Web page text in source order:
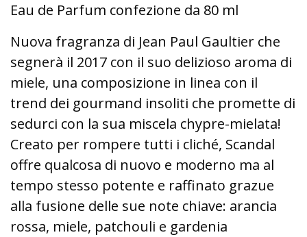
Eau de Parfum confezione da 80 ml
Nuova fragranza di Jean Paul Gaultier che
segnerà il 2017 con il suo delizioso aroma di
miele, una composizione in linea con il
trend dei gourmand insoliti che promette di
sedurci con la sua miscela chypre-mielata!
Creato per rompere tutti i cliché, Scandal
offre qualcosa di nuovo e moderno ma al
tempo stesso potente e raffinato grazue
alla fusione delle sue note chiave: arancia
rossa, miele, patchouli e gardenia